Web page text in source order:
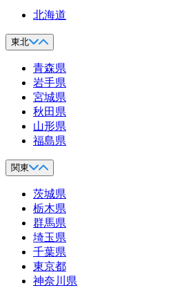
北海道
東北
青森県
岩手県
宮城県
秋田県
山形県
福島県
関東
茨城県
栃木県
群馬県
埼玉県
千葉県
東京都
神奈川県